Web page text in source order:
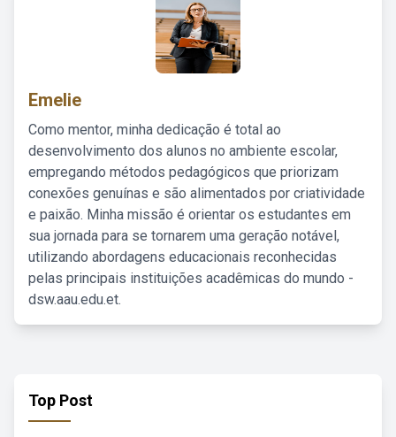
Emelie
Como mentor, minha dedicação é total ao
desenvolvimento dos alunos no ambiente escolar,
empregando métodos pedagógicos que priorizam
conexões genuínas e são alimentados por criatividade
e paixão. Minha missão é orientar os estudantes em
sua jornada para se tornarem uma geração notável,
utilizando abordagens educacionais reconhecidas
pelas principais instituições acadêmicas do mundo -
dsw.aau.edu.et.
Top Post